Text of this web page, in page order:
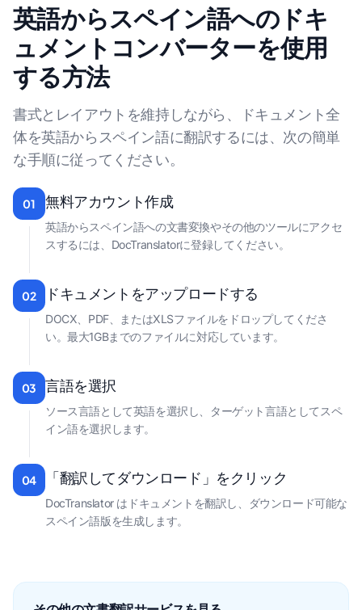
英語からスペイン語へのドキ
ュメントコンバーターを使用
する方法
書式とレイアウトを維持しながら、ドキュメント全
体を英語からスペイン語に翻訳するには、次の簡単
な手順に従ってください。
01 無料アカウント作成
英語からスペイン語への文書変換やその他のツールにアクセ
スするには、DocTranslatorに登録してください。
02 ドキュメントをアップロードする
DOCX、PDF、またはXLSファイルをドロップしてくださ
い。最大1GBまでのファイルに対応しています。
03 言語を選択
ソース言語として英語を選択し、ターゲット言語としてスペ
イン語を選択します。
04 「翻訳してダウンロード」をクリック
DocTranslator はドキュメントを翻訳し、ダウンロード可能な
スペイン語版を生成します。